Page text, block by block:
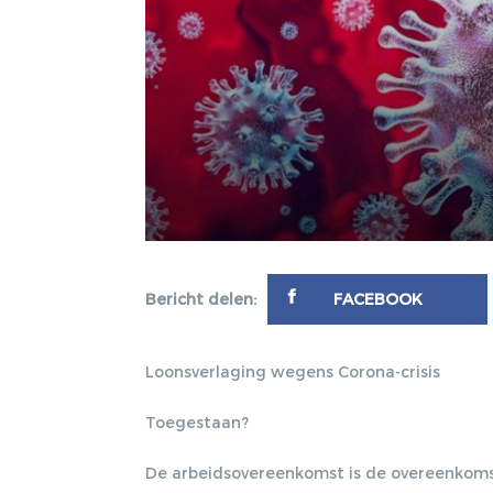
Bericht delen: FACEBOOK
Loonsverlaging wegens Corona-crisis
Toegestaan?
De arbeidsovereenkomst is de